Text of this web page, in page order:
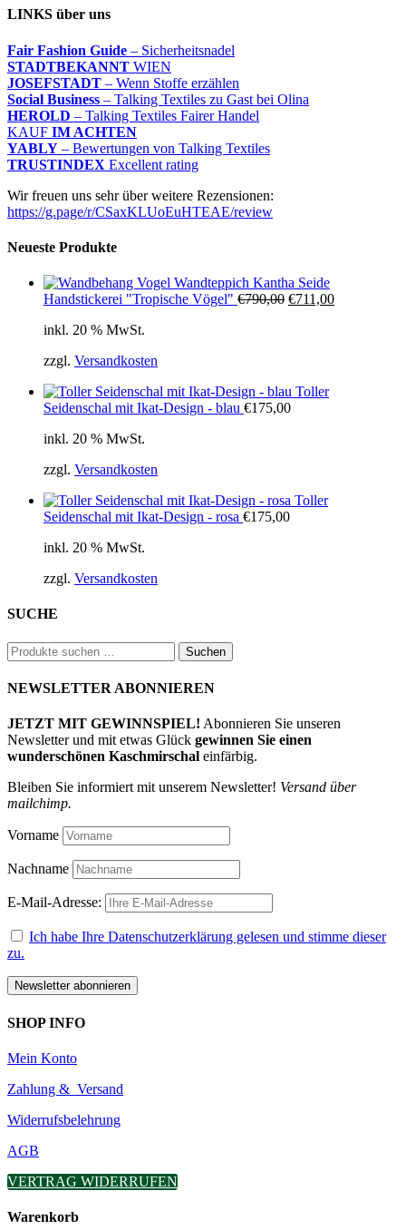
LINKS über uns
Fair Fashion Guide – Sicherheitsnadel
STADTBEKANNT WIEN
JOSEFSTADT – Wenn Stoffe erzählen
Social Business – Talking Textiles zu Gast bei Olina
HEROLD – Talking Textiles Fairer Handel
KAUF IM ACHTEN
YABLY – Bewertungen von Talking Textiles
TRUSTINDEX Excellent rating
Wir freuen uns sehr über weitere Rezensionen:
https://g.page/r/CSaxKLUoEuHTEAE/review
Neueste Produkte
Wandteppich Kantha Seide
Handstickerei "Tropische Vögel" €790,00 Ursprünglicher
€711,00Aktueller
inkl. 20 % MwSt.
zzgl. Versandkosten
Toller
Seidenschal mit Ikat-Design - blau €175,00
inkl. 20 % MwSt.
zzgl. Versandkosten
Toller
Seidenschal mit Ikat-Design - rosa €175,00
inkl. 20 % MwSt.
zzgl. Versandkosten
SUCHE
Suchen
nach:
Suchen
NEWSLETTER ABONNIEREN
JETZT MIT GEWINNSPIEL! Abonnieren Sie unseren
Newsletter und mit etwas Glück gewinnen Sie einen
wunderschönen Kaschmirschal einfärbig.
Bleiben Sie informiert mit unserem Newsletter! Versand über
mailchimp.
Vorname
Nachname
E-Mail-Adresse:
Ich habe Ihre Datenschutzerklärung gelesen und stimme dieser
zu.
SHOP INFO
Mein Konto
Zahlung & Versand
Widerrufsbelehrung
AGB
VERTRAG WIDERRUFEN
Warenkorb